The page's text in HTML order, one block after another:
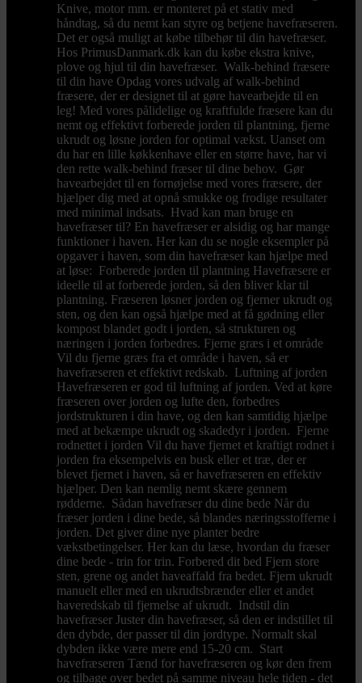
Knive, motor mm. er monteret på et stativ med
håndtag, så du nemt kan styre og betjene havefræseren.
Det er også muligt at købe tilbehør til din havefræser.
Hos PrimusDanmark.dk kan du købe ekstra knive,
plove og hjul til din havefræser. Walk-behind fræsere
til din have Opdag vores udvalg af walk-behind
fræsere, der er designet til at gøre havearbejde til en
leg! Med vores pålidelige og kraftfulde fræsere kan du
nemt og effektivt forberede jorden til plantning, fjerne
ukrudt og løsne jorden for optimal vækst. Uanset om
du har en lille køkkenhave eller en større have, har vi
den rette walk-behind fræser til dine behov. Gør
havearbejdet til en fornøjelse med vores fræsere, der
hjælper dig med at opnå smukke og frodige resultater
med minimal indsats. Hvad kan man bruge en
havefræser til? En havefræser er alsidig og har mange
funktioner i haven. Her kan du se nogle eksempler på
opgaver i haven, som din havefræser kan hjælpe med
at løse: Forberede jorden til plantning Havefræsere er
ideelle til at forberede jorden, så den bliver klar til
plantning. Fræseren løsner jorden og fjerner ukrudt og
sten, og den kan også hjælpe med at få gødning eller
kompost blandet godt i jorden, så strukturen og
næringen i jorden forbedres. Fjerne græs i et område
Vil du fjerne græs fra et område i haven, så er
havefræseren et effektivt redskab. Luftning af jorden
Havefræseren er god til luftning af jorden. Ved at køre
fræseren over jorden og lufte den, forbedres
jordstrukturen i din have, og den kan samtidig hjælpe
med at bekæmpe ukrudt og skadedyr i jorden. Fjerne
rodnettet i jorden Vil du have fjernet et kraftigt rodnet i
jorden fra eksempelvis en busk eller et træ, der er
blevet fjernet i haven, så er havefræseren en effektiv
hjælper. Den kan nemlig nemt skære gennem
rødderne. Sådan havefræser du dine bede Når du
fræser jorden i dine bede, så blandes næringsstofferne i
jorden. Det giver dine nye planter bedre
vækstbetingelser. Her kan du læse, hvordan du fræser
dine bede - trin for trin. Forbered dit bed Fjern store
sten, grene og andet haveaffald fra bedet. Fjern ukrudt
manuelt eller med en ukrudtsbrænder eller et andet
haveredskab til fjernelse af ukrudt. Indstil din
havefræser Juster din havefræser, så den er indstillet til
den dybde, der passer til din jordtype. Normalt skal
dybden ikke være mere end 15-20 cm. Start
havefræseren Tænd for havefræseren og kør den frem
og tilbage over bedet på samme niveau hele tiden - det